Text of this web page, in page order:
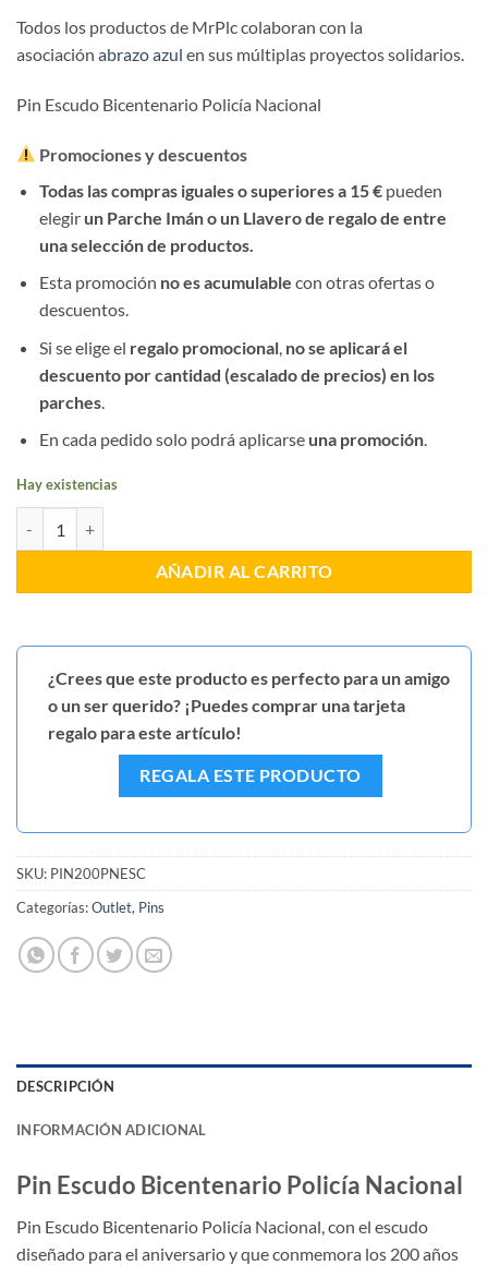
Todos los productos de MrPlc colaboran con la
asociación abrazo azul en sus múltiplas proyectos solidarios.
Pin Escudo Bicentenario Policía Nacional
Promociones y descuentos
Todas las compras iguales o superiores a 15 €pueden
elegir un Parche Imán o un Llavero de regalo de entre
una selección de productos.
Esta promoción no es acumulable con otras ofertas o
descuentos.
Si se elige el regalo promocional, no se aplicará el
descuento por cantidad (escalado de precios) en los
parches.
En cada pedido solo podrá aplicarse una promoción.
Hay existencias
AÑADIR AL CARRITO
¿Crees que este producto es perfecto para un amigo
o un ser querido? ¡Puedes comprar una tarjeta
regalo para este artículo!
REGALA ESTE PRODUCTO
SKU: PIN200PNESC
Categorías:Outlet, Pins
DESCRIPCIÓN
INFORMACIÓN ADICIONAL
Pin Escudo Bicentenario Policía Nacional
Pin Escudo Bicentenario Policía Nacional, con el escudo
diseñado para el aniversario y que conmemora los 200 años